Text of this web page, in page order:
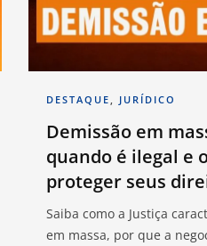
DESTAQUE JURÍDICO
Demissão em
quando é ilegal e
proteger seus
Saiba como a Justiça
em massa, por que a